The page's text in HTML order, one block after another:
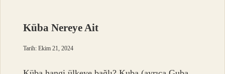
Küba Nereye Ait
Tarih: Ekim 21, 2024